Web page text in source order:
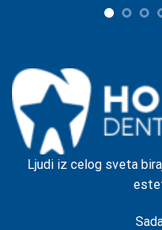
Ljudi iz celog sveta